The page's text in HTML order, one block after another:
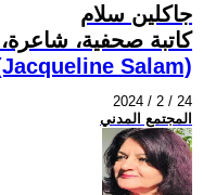
جاكلين سلام
كاتبة صحفية،
Salam)
2024 / 2 / 24
المجتمع المدني